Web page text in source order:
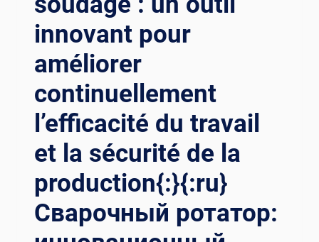
innovant pour
améliorer
continuellement
l’efficacité du travail
et la sécurité de la
production{:}{:ru}
Сварочный ротатор: